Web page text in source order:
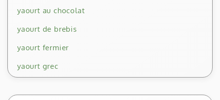
yaourt au chocolat
yaourt de brebis
yaourt fermier
yaourt grec